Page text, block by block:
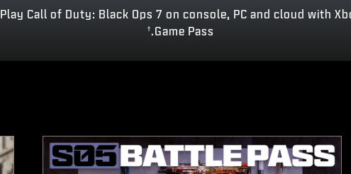
Play Call of Duty: Black Ops 7 on console, PC and cloud with
Game Pass.
†